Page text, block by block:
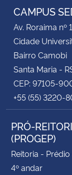
CAMPUS
Av. Roraima nº
Cidade
Bairro Camobi
Santa Maria -
CEP: 97105-
+55 (55) 3220-
PRÓ-
(PROGEP)
Reitoria - Prédio
4º andar